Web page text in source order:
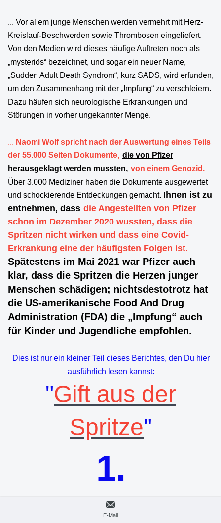
... Vor allem junge Menschen werden vermehrt mit Herz-
Kreislauf-Beschwerden sowie Thrombosen eingeliefert.
Von den Medien wird dieses häufige Auftreten noch als
„mysteriös“ bezeichnet, und sogar ein neuer Name,
„Sudden Adult Death Syndrom“, kurz SADS, wird erfunden,
um den Zusammenhang mit der „Impfung“ zu verschleiern.
Dazu häufen sich neurologische Erkrankungen und
Störungen in vorher ungekannter Menge.
... Naomi Wolf spricht nach der Auswertung eines Teils
der 55.000 Seiten Dokumente, die von Pfizer
herausgeklagt werden mussten, von einem Genozid.
Über 3.000 Mediziner haben die Dokumente ausgewertet
und schockierende Entdeckungen gemacht. Ihnen ist zu
entnehmen, dass die Angestellten von Pfizer
schon im Dezember 2020 wussten, dass die
Spritzen nicht wirken und dass eine Covid-
Erkrankung eine der häufigsten Folgen ist.
Spätestens im Mai 2021 war Pfizer auch
klar, dass die Spritzen die Herzen junger
Menschen schädigen; nichtsdestotrotz hat
die US-amerikanische Food And Drug
Administration (FDA) die „Impfung“ auch
für Kinder und Jugendliche empfohlen.
Dies ist nur ein kleiner Teil dieses Berichtes, den Du hier
ausführlich lesen kannst:
"Gift aus der
Spritze"
1.
Bitte diese Info
E-Mail